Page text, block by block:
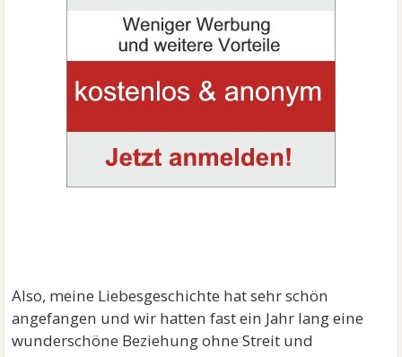
Also, meine Liebesgeschichte hat sehr schön
angefangen und wir hatten fast ein Jahr lang eine
wunderschöne Beziehung ohne Streit und